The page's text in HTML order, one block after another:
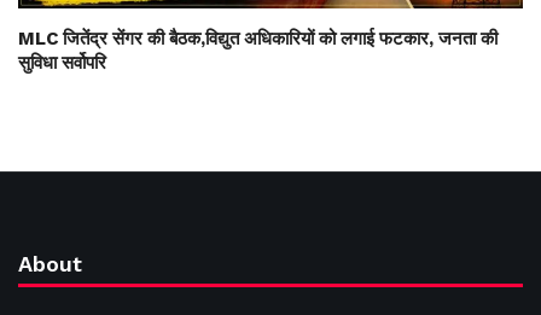
MLC जितेंद्र सेंगर की बैठक,विद्युत अधिकारियों को लगाई फटकार, जनता की
सुविधा सर्वोपरि
About